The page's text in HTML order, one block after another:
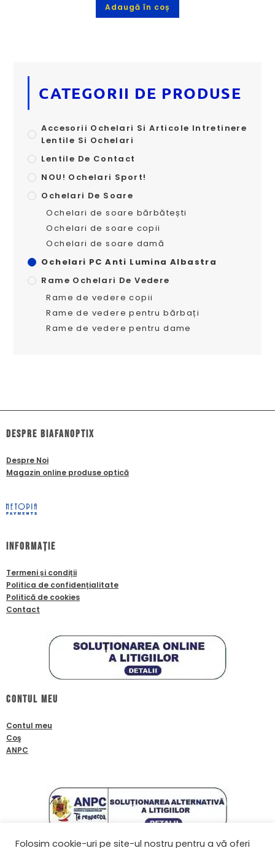
Adaugă în coș
CATEGORII DE PRODUSE
Accesorii Ochelari Si Articole Intretinere
Lentile Si Ochelari
Lentile De Contact
NOU! Ochelari Sport!
Ochelari De Soare
Ochelari de soare bărbătești
Ochelari de soare copii
Ochelari de soare damă
Ochelari PC Anti Lumina Albastra
Rame Ochelari De Vedere
Rame de vedere copii
Rame de vedere pentru bărbați
Rame de vedere pentru dame
dESPRE biafanoptix
Despre Noi
Magazin online produse optică
Informație
Termeni și condiții
Politica de confidențialitate
Politică de cookies
Contact
Contul meu
Contul meu
Coş
ANPC
Folosim cookie-uri pe site-ul nostru pentru a vă oferi